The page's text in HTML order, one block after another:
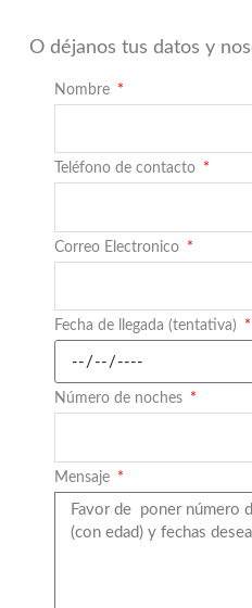
O déjanos tus datos y
Nombre
Teléfono de contacto
Correo Electronico
Fecha de llegada (tentativa)
Número de noches
Mensaje